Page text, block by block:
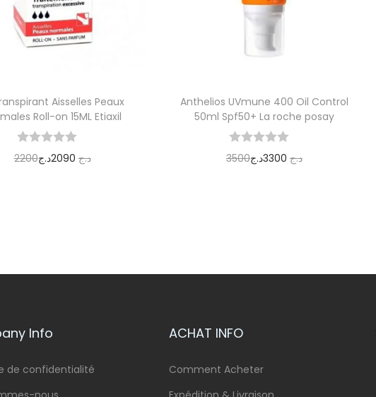
Aisselles Peaux
Roll-on 15ML Etiaxil
2200 د.ج 2090د.ج
Anthelios UVmune 400 Oil Control
50ml Spf50+ La roche posay
3500 د.ج 3300د.ج
Info
de confidentialité
ACHAT INFO
Comment Acheter